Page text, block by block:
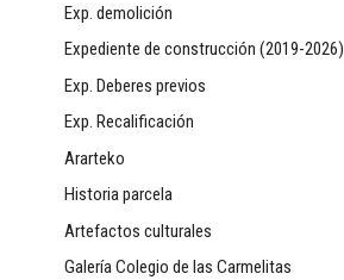
Exp. demolición
Expediente de construcción (2019-2026)
Exp. Deberes previos
Exp. Recalificación
Ararteko
Historia parcela
Artefactos culturales
Galería Colegio de las Carmelitas